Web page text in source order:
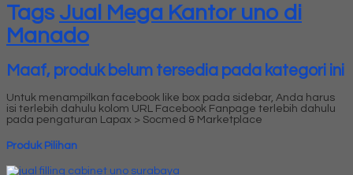
Tags Jual Mega Kantor uno di
Manado
Maaf, produk belum tersedia pada kategori ini
Untuk menampilkan facebook like box pada sidebar, Anda harus
isi terlebih dahulu kolom URL Facebook Fanpage terlebih dahulu
pada pengaturan Lapax > Socmed & Marketplace
Produk Pilihan